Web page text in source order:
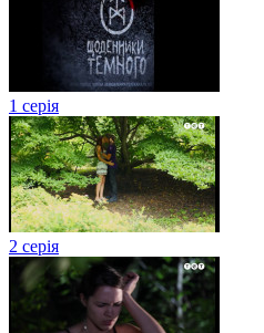
1 серія
2 серія